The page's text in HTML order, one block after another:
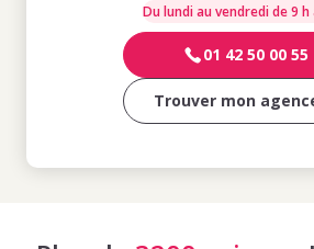
Du lundi au vendredi de 9 h
01 42 50 00 55
Trouver mon